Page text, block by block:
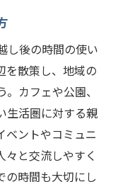
し後の時間の使い
を散策し、地域の
カフェや公園、
生活圏に対する親
ベントやコミュニ
々と交流しやすく
の時間も大切にし